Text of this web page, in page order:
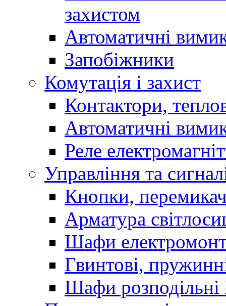
захистом
Автоматичні
Запобіжники
Комутація і захист
Контактори,
Автоматичні
Реле
Управління та
Кнопки,
Арматура
Шафи
Гвинтові,
Шафи розподільні